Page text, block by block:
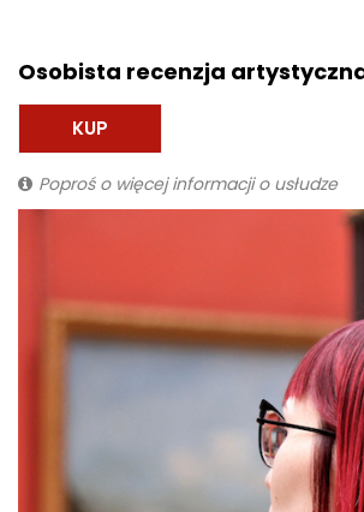
Osobista recenzja
KUP
Poproś o więcej informacji o usłudze